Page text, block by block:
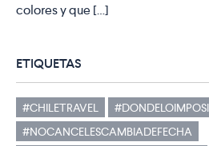
colores y que […]
ETIQUETAS
#CHILETRAVEL
#NOCANCELESCAMBIADEFECHA